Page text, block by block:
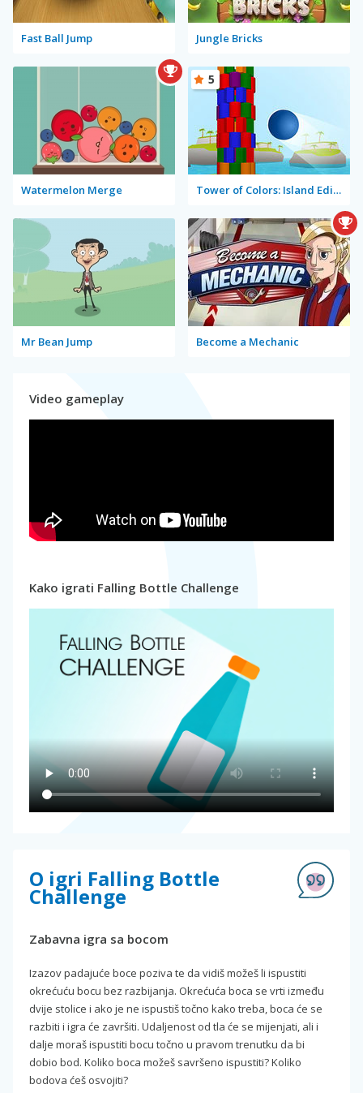
Fast Ball Jump Jungle Bricks
Watermelon Merge Tower of Colors: Island Edition
5
Mr Bean Jump Become a Mechanic
Video gameplay
Kako igrati Falling Bottle Challenge
O igri Falling Bottle
Challenge
Zabavna igra sa bocom
Izazov padajuće boce poziva te da vidiš možeš li ispustiti
okrećuću bocu bez razbijanja. Okrećuća boca se vrti između
dvije stolice i ako je ne ispustiš točno kako treba, boca će se
razbiti i igra će završiti. Udaljenost od tla će se mijenjati, ali i
dalje moraš ispustiti bocu točno u pravom trenutku da bi
dobio bod. Koliko boca možeš savršeno ispustiti? Koliko
bodova ćeš osvojiti?